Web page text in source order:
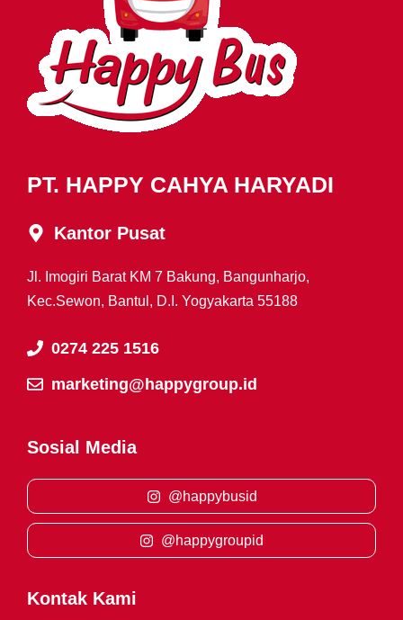
PT. HAPPY CAHYA HARYADI
Kantor Pusat
Jl. Imogiri Barat KM 7 Bakung, Bangunharjo,
Kec.Sewon, Bantul, D.I. Yogyakarta 55188
0274 225 1516
marketing@happygroup.id
Sosial Media
@happybusid
@happygroupid
Kontak Kami